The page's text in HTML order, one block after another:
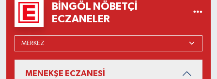
BINGÖL NÖBETÇI
ECZANELER
MENEKŞE ECZANESİ